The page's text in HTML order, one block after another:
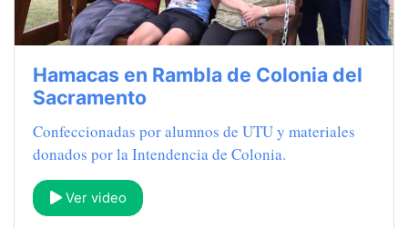
Hamacas en Rambla de Colonia del
Sacramento
Confeccionadas por alumnos de UTU y materiales
donados por la Intendencia de Colonia.
Ver video